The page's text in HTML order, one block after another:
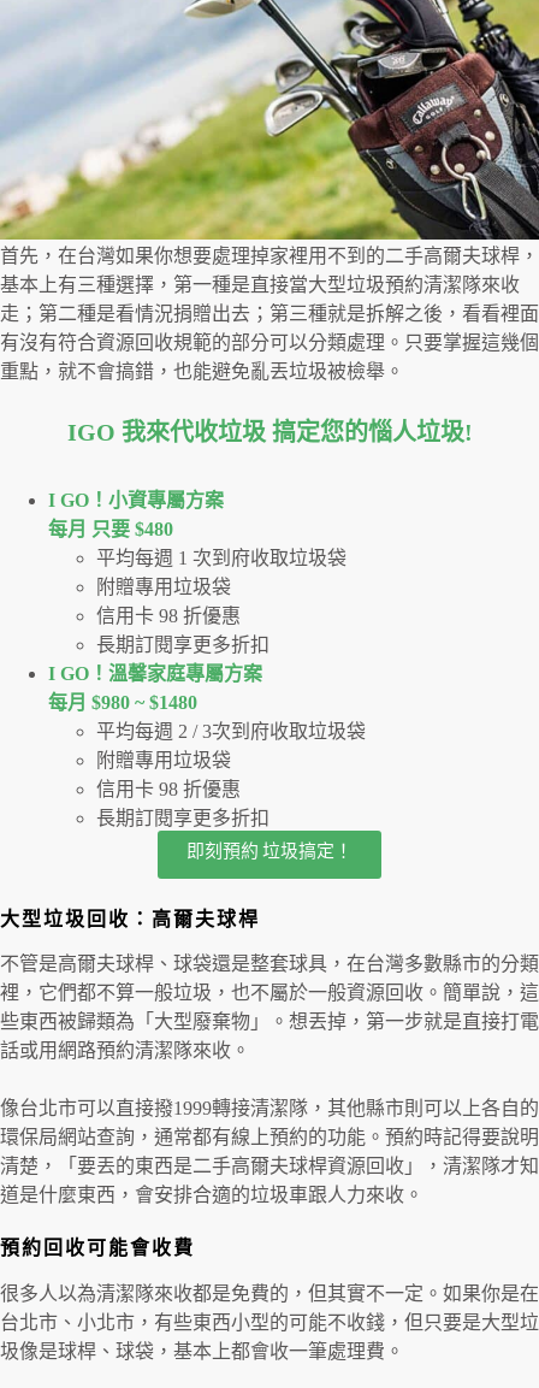
首先，在台灣如果你想要處理掉家裡用不到的二手高爾夫球桿，
基本上有三種選擇，第一種是直接當大型垃圾預約清潔隊來收
走；第二種是看情況捐贈出去；第三種就是拆解之後，看看裡面
有沒有符合資源回收規範的部分可以分類處理。只要掌握這幾個
重點，就不會搞錯，也能避免亂丟垃圾被檢舉。
IGO 我來代收垃圾 搞定您的惱人垃圾!
I GO！⼩資專屬⽅案
每月 只要 $480
平均每週 1 次到府收取垃圾袋
附贈專用垃圾袋
信用卡 98 折優惠
長期訂閱享更多折扣
I GO！溫馨家庭專屬方案
每月 $980 ~ $1480
平均每週 2 / 3次到府收取垃圾袋
附贈專用垃圾袋
信用卡 98 折優惠
長期訂閱享更多折扣
即刻預約 垃圾搞定！
大型垃圾回收：高爾夫球桿
不管是高爾夫球桿、球袋還是整套球具，在台灣多數縣市的分類
裡，它們都不算一般垃圾，也不屬於一般資源回收。簡單說，這
些東西被歸類為「大型廢棄物」。想丟掉，第一步就是直接打電
話或用網路預約清潔隊來收。
像台北市可以直接撥1999轉接清潔隊，其他縣市則可以上各自的
環保局網站查詢，通常都有線上預約的功能。預約時記得要說明
清楚，「要丟的東西是二手高爾夫球桿資源回收」，清潔隊才知
道是什麼東西，會安排合適的垃圾車跟人力來收。
預約回收可能會收費
很多人以為清潔隊來收都是免費的，但其實不一定。如果你是在
台北市、小北市，有些東西小型的可能不收錢，但只要是大型垃
圾像是球桿、球袋，基本上都會收一筆處理費。